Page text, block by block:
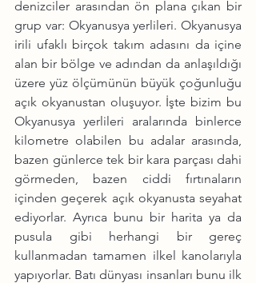
denizciler arasından ön plana çıkan bir
grup var: Okyanusya yerlileri. Okyanusya
irili ufaklı birçok takım adasını da içine
alan bir bölge ve adından da anlaşıldığı
üzere yüz ölçümünün büyük çoğunluğu
açık okyanustan oluşuyor. İşte bizim bu
Okyanusya yerlileri aralarında binlerce
kilometre olabilen bu adalar arasında,
bazen günlerce tek bir kara parçası dahi
görmeden, bazen ciddi fırtınaların
içinden geçerek açık okyanusta seyahat
ediyorlar. Ayrıca bunu bir harita ya da
pusula gibi herhangi bir gereç
kullanmadan tamamen ilkel kanolarıyla
yapıyorlar. Batı dünyası insanları bunu ilk